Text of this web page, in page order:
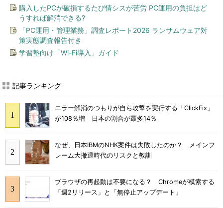
購入したPCが破損するたび情シスが苦労 PC運用の負担はど
うすれば解消できる?
「PC運用・管理業務」調査レポート2026 ランサムウェア対
策実態調査報告付き
学習塾向け「Wi-Fi導入」ガイド
記事ランキング
エラー解消のつもりが自ら攻撃を実行する「ClickFix」
が108％増 日本の割合が最多14％
なぜ、日本IBMのNHK案件は失敗したのか？ メインフ
レーム大撤退時代のリスクと教訓
ブラウザの再起動は不要になる？ Chromeが模索する
「週2リリース」と「無停止アップデート」